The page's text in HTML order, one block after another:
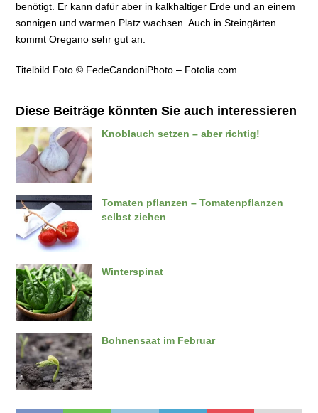
benötigt. Er kann dafür aber in kalkhaltiger Erde und an einem
sonnigen und warmen Platz wachsen. Auch in Steingärten
kommt Oregano sehr gut an.
Titelbild Foto © FedeCandoniPhoto – Fotolia.com
Diese Beiträge könnten Sie auch interessieren
Knoblauch setzen – aber richtig!
Tomaten pflanzen – Tomatenpflanzen
selbst ziehen
Winterspinat
Bohnensaat im Februar